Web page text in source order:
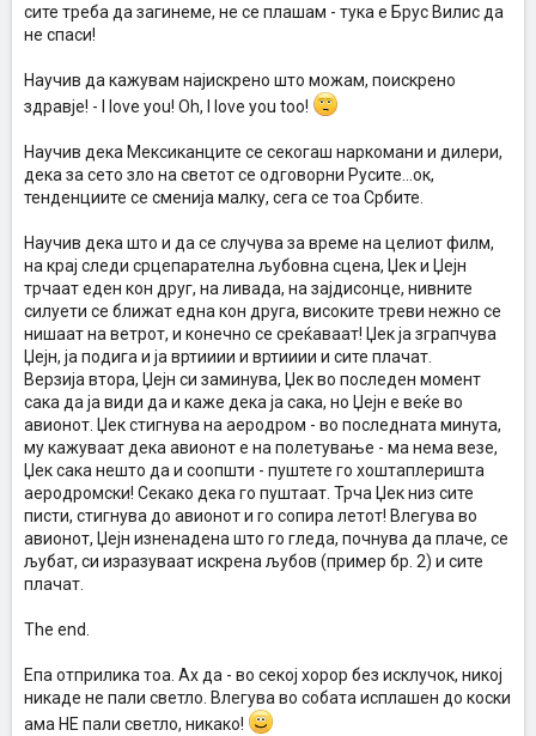
сите треба да загинеме, не се плашам - тука е Брус Вилис да
не спаси!
Научив да кажувам најискрено што можам, поискрено
здравје! - I love you! Oh, I love you too!
Научив дека Мексиканците се секогаш наркомани и дилери,
дека за сето зло на светот се одговорни Русите...ок,
тенденциите се сменија малку, сега се тоа Србите.
Научив дека што и да се случува за време на целиот филм,
на крај следи срцепарателна љубовна сцена, Џек и Џејн
трчаат еден кон друг, на ливада, на зајдисонце, нивните
силуети се ближат една кон друга, високите треви нежно се
нишаат на ветрот, и конечно се среќаваат! Џек ја зграпчува
Џејн, ја подига и ја вртииии и вртииии и сите плачат.
Верзија втора, Џејн си заминува, Џек во последен момент
сака да ја види да и каже дека ја сака, но Џејн е веќе во
авионот. Џек стигнува на аеродром - во последната минута,
му кажуваат дека авионот е на полетување - ма нема везе,
Џек сака нешто да и соопшти - пуштете го хоштаплеришта
аеродромски! Секако дека го пуштаат. Трча Џек низ сите
писти, стигнува до авионот и го сопира летот! Влегува во
авионот, Џејн изненадена што го гледа, почнува да плаче, се
љубат, си изразуваат искрена љубов (пример бр. 2) и сите
плачат.
The end.
Епа отприлика тоа. Ах да - во секој хорор без исклучок, никој
никаде не пали светло. Влегува во собата исплашен до коски
ама НЕ пали светло, никако!